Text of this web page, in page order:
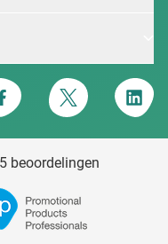
Facebook Twitter
is 87
beoordelingen